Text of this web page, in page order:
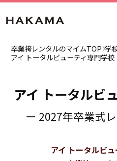
卒業袴レンタルのマイムTOP 学
アイ トータルビューティ専門学校
アイ トータルビ
ー 2027年卒業式
アイ トータルビ